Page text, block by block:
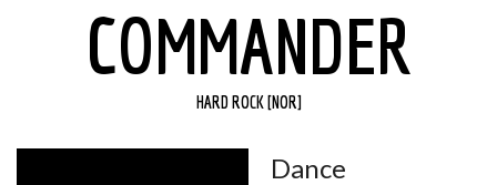
COMMANDER
HARD ROCK [NOR]
Dance